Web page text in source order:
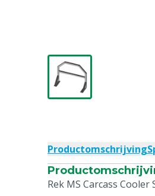
Productomschrijving
Rek MS Carcass Cooler